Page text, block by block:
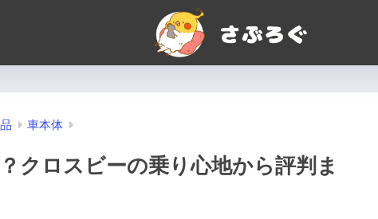
車本体
クロスビーの乗り心地から評判ま